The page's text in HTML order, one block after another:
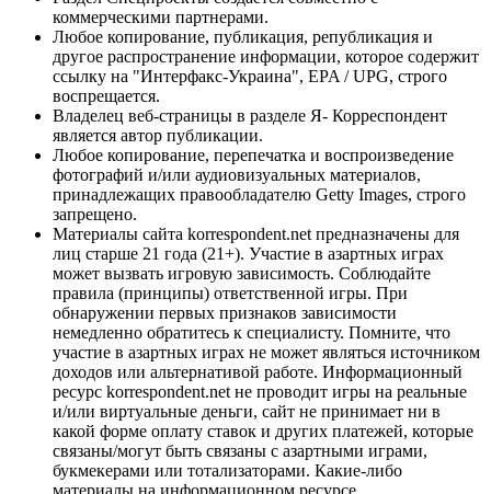
коммерческими партнерами.
Любое копирование, публикация, републикация и
другое распространение информации, которое содержит
ссылку на "Интерфакс-Украина", EPA / UPG, строго
воспрещается.
Владелец веб-страницы в разделе Я- Корреспондент
является автор публикации.
Любое копирование, перепечатка и воспроизведение
фотографий и/или аудиовизуальных материалов,
принадлежащих правообладателю Getty Images, строго
запрещено.
Материалы сайта korrespondent.net предназначены для
лиц старше 21 года (21+). Участие в азартных играх
может вызвать игровую зависимость. Соблюдайте
правила (принципы) ответственной игры. При
обнаружении первых признаков зависимости
немедленно обратитесь к специалисту. Помните, что
участие в азартных играх не может являться источником
доходов или альтернативой работе. Информационный
ресурс korrespondent.net не проводит игры на реальные
и/или виртуальные деньги, сайт не принимает ни в
какой форме оплату ставок и других платежей, которые
связаны/могут быть связаны с азартными играми,
букмекерами или тотализаторами. Какие-либо
материалы на информационном ресурсе